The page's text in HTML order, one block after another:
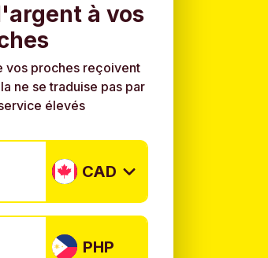
à vos
vos proches reçoivent
ne se traduise pas par
élevés
CAD
PHP